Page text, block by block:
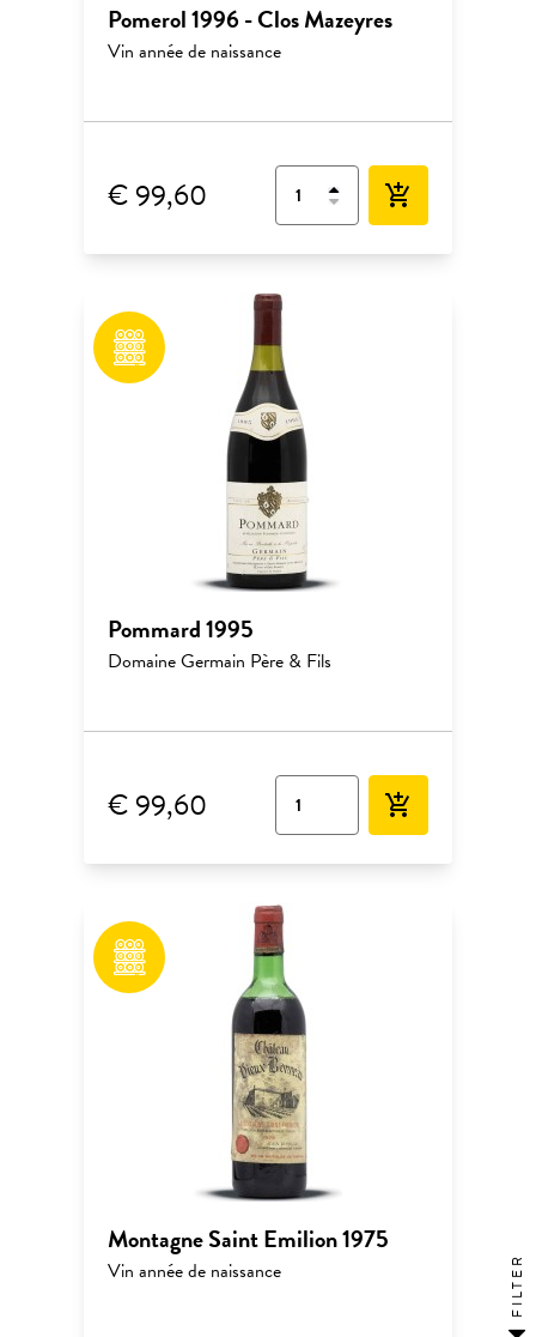
Pomerol 1996 - Clos Mazeyres
Vin année de naissance
€ 99,60 add_shopping_cart
Pommard 1995
Domaine Germain Père & Fils
€ 99,60 add_shopping_cart
Montagne Saint Emilion 1975
Vin année de naissance FILTER